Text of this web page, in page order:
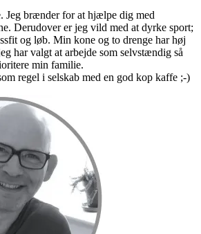
Jeg brænder for at hjælpe dig med
Derudover er jeg vild med at dyrke sport;
og løb. Min kone og to drenge har høj
har valgt at arbejde som selvstændig så
min familie.
regel i selskab med en god kop kaffe ;-)